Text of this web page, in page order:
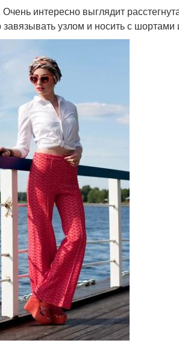
интересно выглядит
узлом и носить с